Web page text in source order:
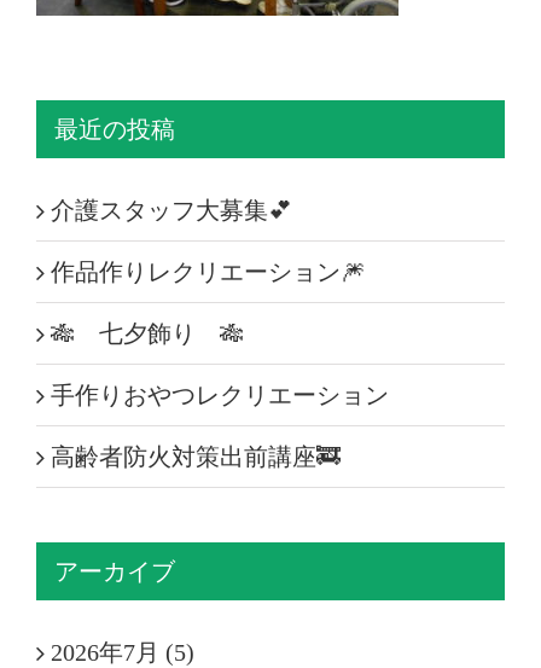
最近の投稿
介護スタッフ大募集💕
作品作りレクリエーション🎆
🎋 七夕飾り 🎋
手作りおやつレクリエーション
高齢者防火対策出前講座🚒
アーカイブ
2026年7月 (5)